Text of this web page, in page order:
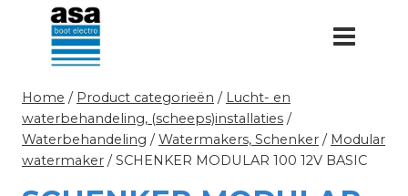
Doorgaan
inhoud
Home / Product categorieën / Lucht- en
waterbehandeling, (scheeps)installaties /
Waterbehandeling / Watermakers, Schenker / Modular
watermaker / SCHENKER MODULAR 100 12V BASIC